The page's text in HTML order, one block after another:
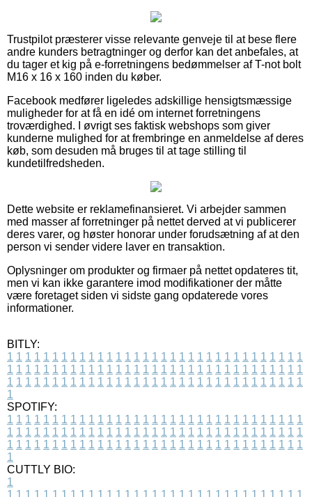
Trustpilot præsterer visse relevante genveje til at bese flere
andre kunders betragtninger og derfor kan det anbefales, at
du tager et kig på e-forretningens bedømmelser af T-not bolt
M16 x 16 x 160 inden du køber.
Facebook medfører ligeledes adskillige hensigtsmæssige
muligheder for at få en idé om internet forretningens
troværdighed. I øvrigt ses faktisk webshops som giver
kunderne mulighed for at frembringe en anmeldelse af deres
køb, som desuden må bruges til at tage stilling til
kundetilfredsheden.
Dette website er reklamefinansieret. Vi arbejder sammen
med masser af forretninger på nettet derved at vi publicerer
deres varer, og høster honorar under forudsætning af at den
person vi sender videre laver en transaktion.
Oplysninger om produkter og firmaer på nettet opdateres tit,
men vi kan ikke garantere imod modifikationer der måtte
være foretaget siden vi sidste gang opdaterede vores
informationer.
BITLY:
1 1 1 1 1 1 1 1 1 1 1 1 1 1 1 1 1 1 1 1 1 1 1 1 1 1 1 1 1 1 1 1 1
1 1 1 1 1 1 1 1 1 1 1 1 1 1 1 1 1 1 1 1 1 1 1 1 1 1 1 1 1 1 1 1 1
1 1 1 1 1 1 1 1 1 1 1 1 1 1 1 1 1 1 1 1 1 1 1 1 1 1 1 1 1 1 1 1 1
1
SPOTIFY:
1 1 1 1 1 1 1 1 1 1 1 1 1 1 1 1 1 1 1 1 1 1 1 1 1 1 1 1 1 1 1 1 1
1 1 1 1 1 1 1 1 1 1 1 1 1 1 1 1 1 1 1 1 1 1 1 1 1 1 1 1 1 1 1 1 1
1 1 1 1 1 1 1 1 1 1 1 1 1 1 1 1 1 1 1 1 1 1 1 1 1 1 1 1 1 1 1 1 1
1
CUTTLY BIO:
1
1 1 1 1 1 1 1 1 1 1 1 1 1 1 1 1 1 1 1 1 1 1 1 1 1 1 1 1 1 1 1 1 1